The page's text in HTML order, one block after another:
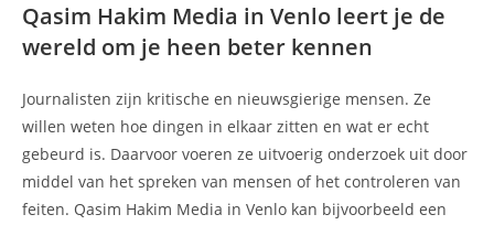
Qasim Hakim Media in Venlo leert je de
wereld om je heen beter kennen
Journalisten zijn kritische en nieuwsgierige mensen. Ze
willen weten hoe dingen in elkaar zitten en wat er echt
gebeurd is. Daarvoor voeren ze uitvoerig onderzoek uit door
middel van het spreken van mensen of het controleren van
feiten. Qasim Hakim Media in Venlo kan bijvoorbeeld een